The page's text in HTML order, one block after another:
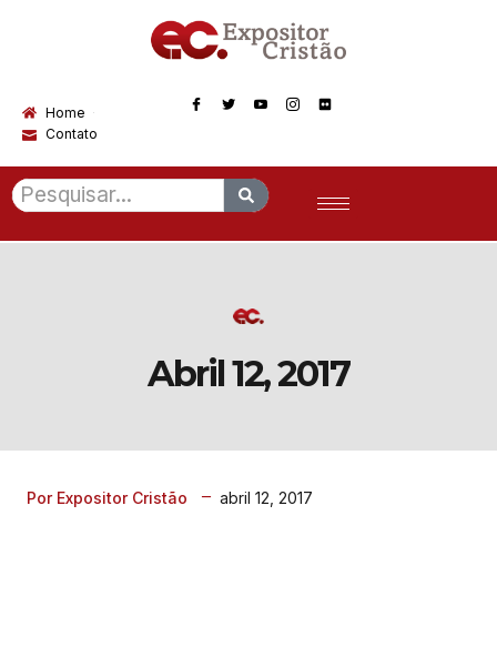
Home
Contato
Abril 12, 2017
Por Expositor Cristão abril 12, 2017